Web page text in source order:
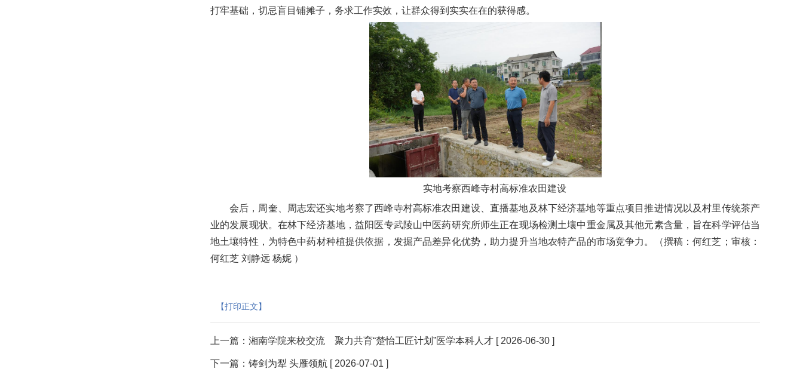
打牢基础，切忌盲目铺摊子，务求工作实效，让群众得到实实在在的获得感。
实地考察西峰寺村高标准农田建设
会后，周奎、周志宏还实地考察了西峰寺村高标准农田建设、直播基地及林下经济基地等重点项目推进情况以及村里传统茶产
业的发展现状。在林下经济基地，益阳医专武陵山中医药研究所师生正在现场检测土壤中重金属及其他元素含量，旨在科学评估当
地土壤特性，为特色中药材种植提供依据，发掘产品差异化优势，助力提升当地农特产品的市场竞争力。
（撰稿：何红芝；审核：
何红芝 刘静远 杨妮 ）
【打印正文】
上一篇： 湘南学院来校交流 聚力共育“楚怡工匠计划”医学本科人才 [ 2026-06-30 ]
下一篇： 铸剑为犁 头雁领航 [ 2026-07-01 ]